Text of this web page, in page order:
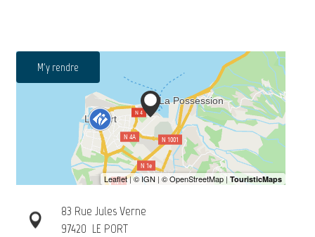
M'y rendre
83 Rue Jules Verne
97420 LE PORT